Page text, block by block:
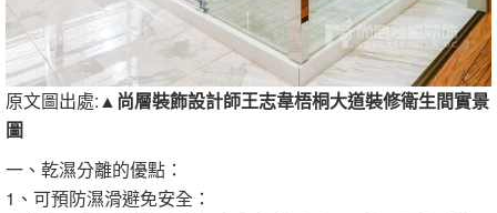
原文圖出處:▲尚層裝飾設計師王志韋梧桐大道裝修衛生間實景
圖
一、乾濕分離的優點：
1、可預防濕滑避免安全：